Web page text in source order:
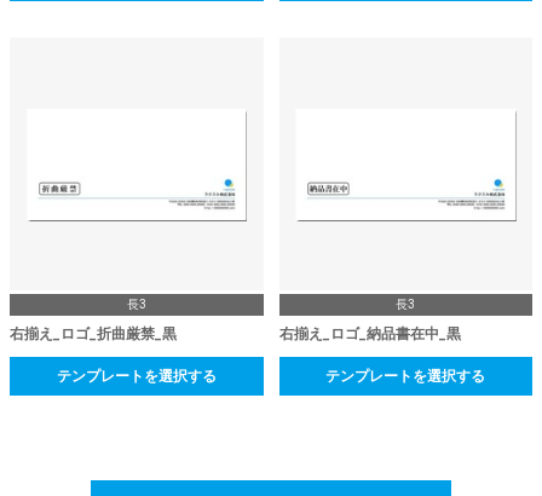
長3
右揃え_ロゴ_折曲厳禁_黒
テンプレートを選択する
長3
右揃え_ロゴ_納品書在中_黒
テンプレートを選択する